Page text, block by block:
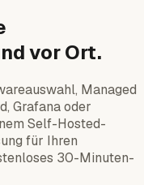
vor Ort.
Managed
Grafana oder
Self-Hosted-
für Ihren
30-Minuten-